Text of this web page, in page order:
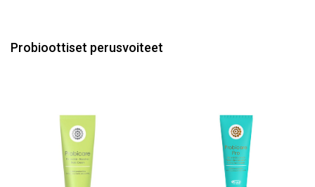
Probioottiset perusvoiteet